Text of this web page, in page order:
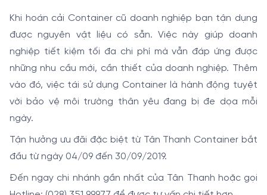
Khi hoán cải Container cũ doanh nghiệp bạn tận dụng
được nguyên vật liệu có sẵn. Việc này giúp doanh
nghiệp tiết kiệm tối đa chi phí mà vẫn đáp ứng được
những nhu cầu mới, cần thiết của doanh nghiệp. Thêm
vào đó, việc tái sử dụng Container là hành động tuyệt
vời bảo vệ môi trường thân yêu đang bị đe dọa mỗi
ngày.
Tận hưởng ưu đãi đặc biệt từ Tân Thanh Container bắt
đầu từ ngày 04/09 đến 30/09/2019.
Đến ngay chi nhánh gần nhất của Tân Thanh hoặc gọi